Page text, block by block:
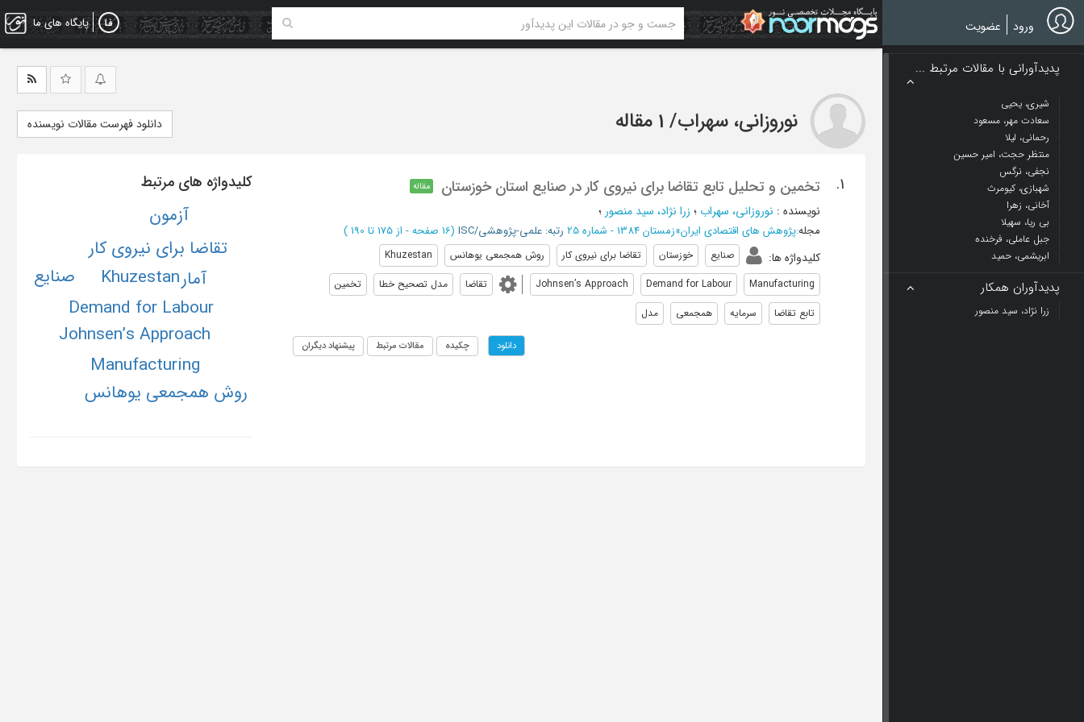
Skip
to
main
پایگاه های ما ورود عضویت
پدیدآورانی با مقالات مرتبط ...
شیری، یحیی
سعادت مهر، مسعود
رحمانی، لیلا
منتظر حجت، امیر حسین
نجفی، نرگس
شهبازی، کیومرث
آخانی، زهرا
بی ریا، سهیلا
جبل عاملی، فرخنده
ابریشمی، حمید
پدیدآوران همکار
زرا نژاد، سید منصور
نوروزانی، سهراب/ 1 مقاله دانلود فهرست مقالات نویسنده
1. تخمین و تحلیل تابع تقاضا برای نیروی کار در صنایع استان خوزستان مقاله
نویسنده : نوروزانی، سهراب ؛ زرا نژاد، سید منصور ؛
مجله:پژوهش های اقتصادی ایران»زمستان 1384 - شماره 25 رتبه: علمی-پژوهشی/ISC (‎16 صفحه - از 175 تا 190 )
کلیدواژه ها: صنایع خوزستان تقاضا برای نیروی کار روش همجمعی یوهانس
Khuzestan
Manufacturing
Demand for Labour
Johnsen’s Approach تقاضا مدل تصحیح خطا
تخمین
تابع تقاضا
سرمایه همجمعی مدل
دانلود چکیده مقالات مرتبط پیشنهاد دیگران
کلیدواژه های مرتبط
Demand for Labour
Johnsen’s Approach
Khuzestan
Manufacturing
تقاضا برای نیروی کار
روش همجمعی یوهانس
صنایع
آزمون
آمار